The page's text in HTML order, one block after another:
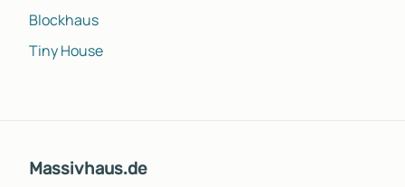
Blockhaus
Tiny House
Massivhaus.de